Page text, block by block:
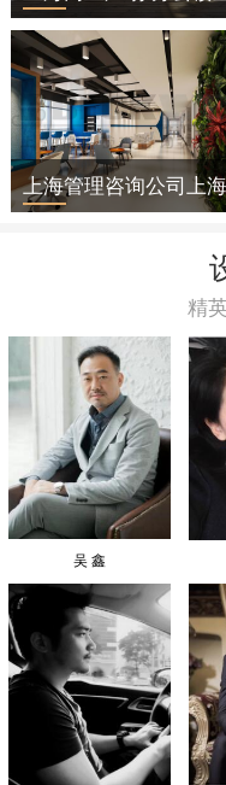
内装修工程
上海管理咨询公司上
精
吴 鑫